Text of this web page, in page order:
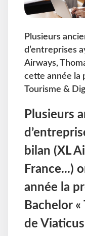
Plusieurs
d’entreprises
Airways,
cette année la
Tourisme &
Plusieurs
bilan (XL
France...)
année la
Bachelor
de